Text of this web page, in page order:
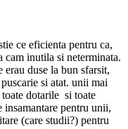
ce eficienta pentru ca,
cam inutila si neterminata.
erau duse la bun sfarsit,
si atat. unii mai
dotarile si toate
insamantare pentru unii,
(care studii?) pentru